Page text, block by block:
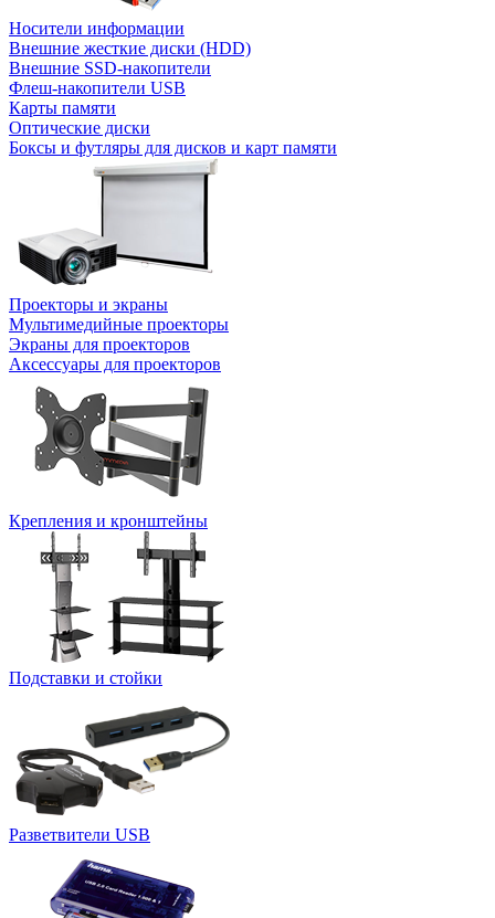
Носители информации
Внешние жесткие диски (HDD)
Внешние SSD-накопители
Флеш-накопители USB
Карты памяти
Оптические диски
Боксы и футляры для дисков и карт памяти
Проекторы и экраны
Мультимедийные проекторы
Экраны для проекторов
Аксессуары для проекторов
Крепления и кронштейны
Подставки и стойки
Разветвители USB